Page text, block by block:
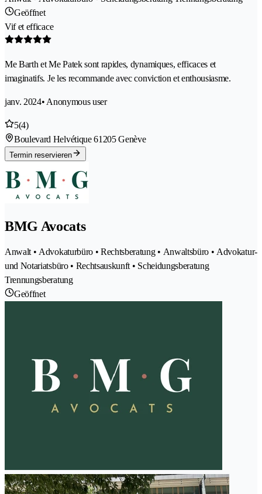
Geöffnet
Vif et efficace
Me Barth et Me Patek sont rapides, dynamiques, efficaces et
imaginatifs. Je les recommande avec conviction et enthousiasme.
janv. 2024• Anonymous user
5(4)
Boulevard Helvétique 61205 Genève
Termin reservieren
BMG Avocats
Anwalt • Advokaturbüro • Rechtsberatung • Anwaltsbüro • Advokatur-
und Notariatsbüro • Rechtsauskunft • Scheidungsberatung
Trennungsberatung
Geöffnet